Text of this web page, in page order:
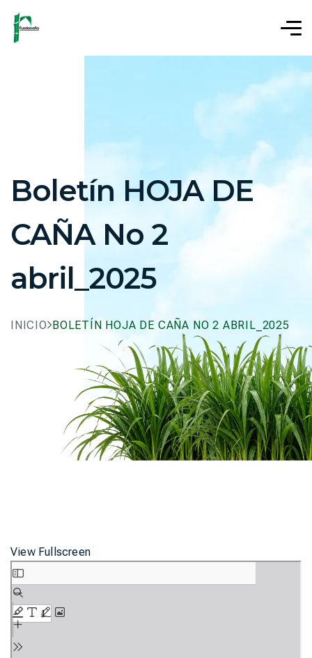
Boletín HOJA DE
CAÑA No 2
abril_2025
INICIO BOLETÍN HOJA DE CAÑA NO 2 ABRIL_2025
View Fullscreen